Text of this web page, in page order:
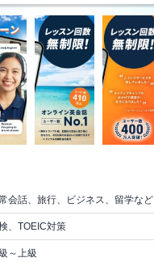
会話、旅行、ビジネス、留学など
、TOEIC対策
～上級